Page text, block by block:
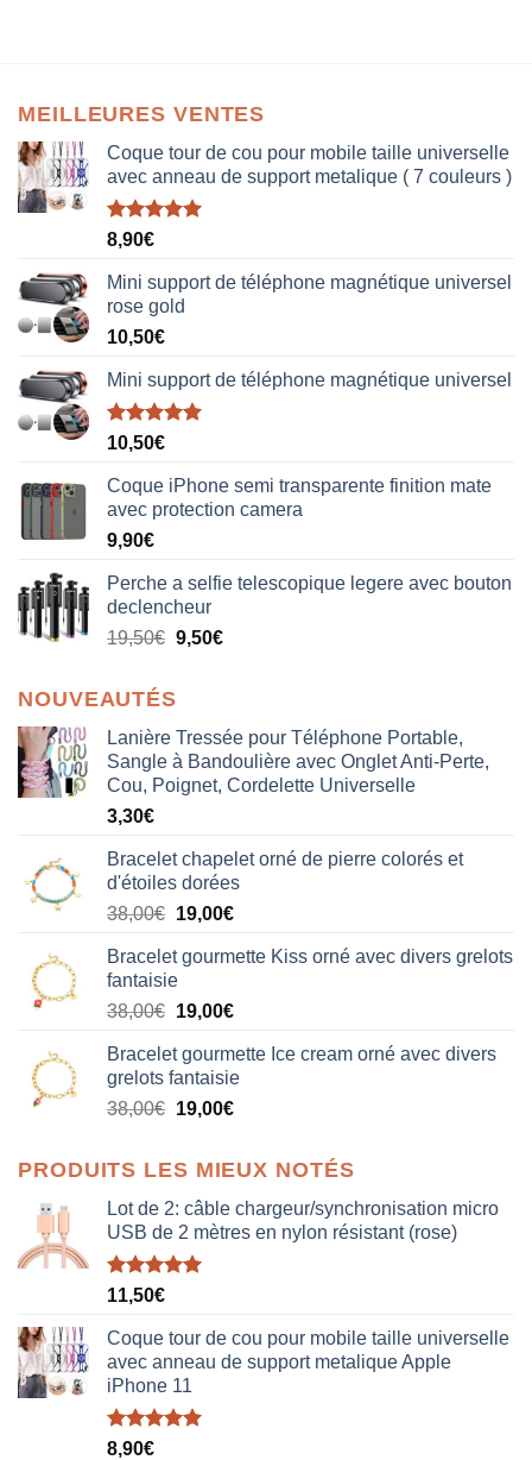
MEILLEURES VENTES
Coque tour de cou pour mobile taille universelle
avec anneau de support metalique ( 7 couleurs )
Note5.00
8,90€
Mini support de téléphone magnétique universel
rose gold
10,50€
Mini support de téléphone magnétique universel
Note5.00
10,50€
Coque iPhone semi transparente finition mate
avec protection camera
9,90€
Perche a selfie telescopique legere avec bouton
declencheur
19,50€ 9,50€
NOUVEAUTÉS
Lanière Tressée pour Téléphone Portable,
Sangle à Bandoulière avec Onglet Anti-Perte,
Cou, Poignet, Cordelette Universelle
3,30€
Bracelet chapelet orné de pierre colorés et
d'étoiles dorées
38,00€ Le
initial
était :
38,00€.
19,00€Le
actuel
19,00€.
Bracelet gourmette Kiss orné avec divers grelots
fantaisie
38,00€ Le
initial
était :
38,00€.
19,00€Le
actuel
est :
19,00€.
Bracelet gourmette Ice cream orné avec divers
grelots fantaisie
38,00€ Le
était :
38,00€.
19,00€Le
est :
19,00€.
PRODUITS LES MIEUX NOTÉS
Lot de 2: câble chargeur/synchronisation micro
USB de 2 mètres en nylon résistant (rose)
Note5.00
11,50€
Coque tour de cou pour mobile taille universelle
avec anneau de support metalique Apple
iPhone 11
Note5.00
8,90€